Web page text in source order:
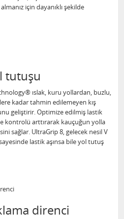
için dayanıklı şekilde
tutuşu
ıslak, kuru yollardan, buzlu,
kadar tahmin edilemeyen kış
geliştirir. Optimize edilmiş lastik
kontrolü arttırarak kauçuğun yolla
sağlar. UltraGrip 8, gelecek nesil V
lastik aşınsa bile yol tutuş
direnci